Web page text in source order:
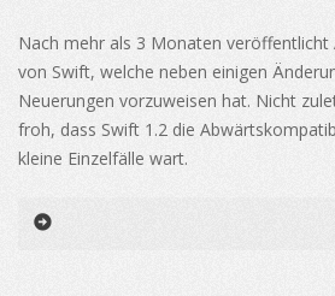
Nach mehr als 3 Monaten veröffentlicht
von Swift, welche neben einigen
Neuerungen vorzuweisen hat. Nicht
froh, dass Swift 1.2 die
kleine Einzelfälle wart.